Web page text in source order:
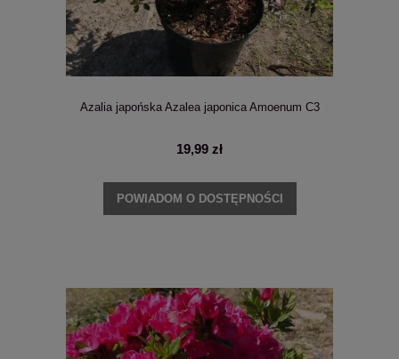
Azalia japońska Azalea japonica Amoenum C3
19,99 zł
POWIADOM O DOSTĘPNOŚCI